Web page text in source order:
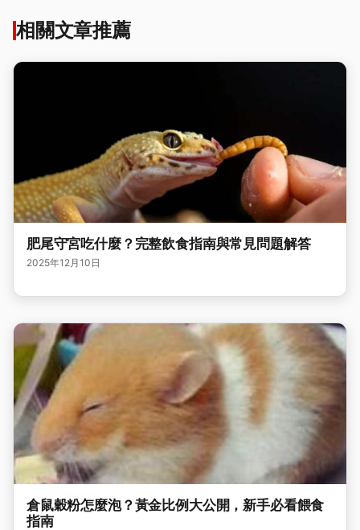
相關文章推薦
肥尾守宮吃什麼？完整飲食指南與常見問題解答
2025年12月10日
倉鼠穀粉怎麼泡？黃金比例大公開，新手必看餵食
指南